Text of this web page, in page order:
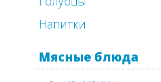
Напитки
Мясные блюда